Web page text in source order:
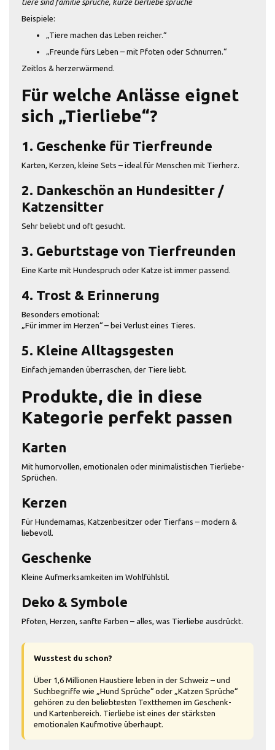
tiere sind familie sprüche, kurze tierliebe sprüche
Beispiele:
„Tiere machen das Leben reicher.“
„Freunde fürs Leben – mit Pfoten oder Schnurren.“
Zeitlos & herzerwärmend.
Für welche Anlässe eignet
sich „Tierliebe“?
1. Geschenke für Tierfreunde
Karten, Kerzen, kleine Sets – ideal für Menschen mit Tierherz.
2. Dankeschön an Hundesitter /
Katzensitter
Sehr beliebt und oft gesucht.
3. Geburtstage von Tierfreunden
Eine Karte mit Hundespruch oder Katze ist immer passend.
4. Trost & Erinnerung
Besonders emotional:
„Für immer im Herzen“ – bei Verlust eines Tieres.
5. Kleine Alltagsgesten
Einfach jemanden überraschen, der Tiere liebt.
Produkte, die in diese
Kategorie perfekt passen
Karten
Mit humorvollen, emotionalen oder minimalistischen Tierliebe-
Sprüchen.
Kerzen
Für Hundemamas, Katzenbesitzer oder Tierfans – modern &
liebevoll.
Geschenke
Kleine Aufmerksamkeiten im Wohlfühlstil.
Deko & Symbole
Pfoten, Herzen, sanfte Farben – alles, was Tierliebe ausdrückt.
Wusstest du schon?
Über 1,6 Millionen Haustiere leben in der Schweiz – und
Suchbegriffe wie „Hund Sprüche“ oder „Katzen Sprüche“
gehören zu den beliebtesten Textthemen im Geschenk-
und Kartenbereich. Tierliebe ist eines der stärksten
emotionalen Kaufmotive überhaupt.